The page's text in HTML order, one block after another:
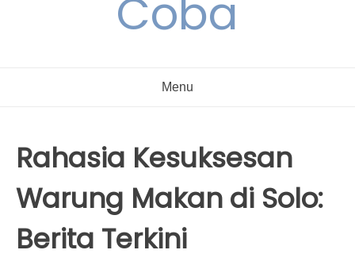
Coba
Menu
Rahasia Kesuksesan
Warung Makan di Solo:
Berita Terkini